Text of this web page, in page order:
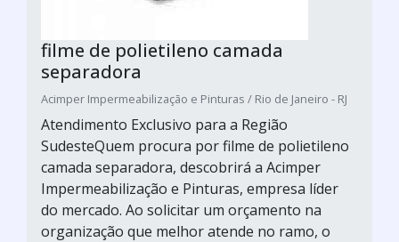
filme de polietileno camada
separadora
Acimper Impermeabilização e Pinturas / Rio de Janeiro - RJ
Atendimento Exclusivo para a Região
SudesteQuem procura por filme de polietileno
camada separadora, descobrirá a Acimper
Impermeabilização e Pinturas, empresa líder
do mercado. Ao solicitar um orçamento na
organização que melhor atende no ramo, o